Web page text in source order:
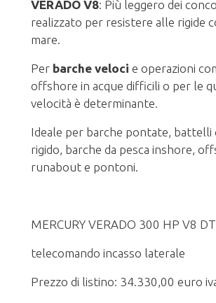
VERADO V8: Più leggero dei
realizzato per resistere alle rigide
mare.
Per barche veloci e operazioni
offshore in acque difficili o per le
velocità è determinante.
Ideale per barche pontate, battelli
rigido, barche da pesca inshore,
runabout e pontoni.
MERCURY VERADO 300 HP V8
telecomando incasso laterale
Prezzo di listino: 34.330,00 euro